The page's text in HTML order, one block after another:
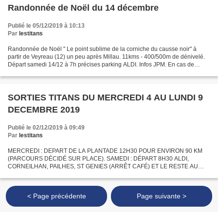
Randonnée de Noël du 14 décembre
Publié le 05/12/2019 à 10:13
Par lestitans
Randonnée de Noël " Le point sublime de la corniche du causse noir" à
partir de Veyreau (12) un peu après Millau. 11kms - 400/500m de dénivelé.
Départ samedi 14/12 à 7h précises parking ALDI. Infos JPM. En cas de
SORTIES TITANS DU MERCREDI 4 AU LUNDI 9
DECEMBRE 2019
Publié le 02/12/2019 à 09:49
Par lestitans
MERCREDI : DEPART DE LA PLANTADE 12H30 POUR ENVIRON 90 KM
(PARCOURS DÉCIDÉ SUR PLACE). SAMEDI : DÉPART 8H30 ALDI,
CORNEILHAN, PAILHES, ST GENIES (ARRÊT CAFÉ) ET LE RESTE AU
PETITE RALLONGE TRÈS...
< Page précédente Page suivante >